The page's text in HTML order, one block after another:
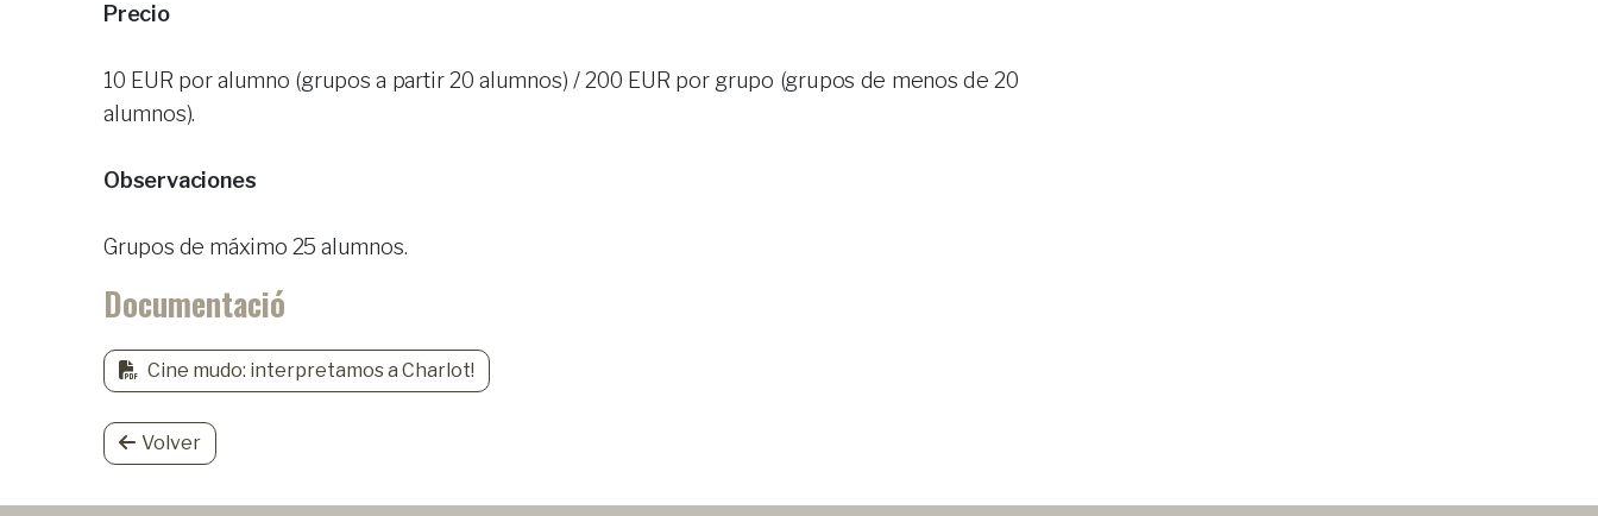
Precio
10 EUR por alumno (grupos a partir 20 alumnos) / 200 EUR por grupo (grupos de menos de 20
alumnos).
Observaciones
Grupos de máximo 25 alumnos.
Documentació
Cine mudo: interpretamos a Charlot!
Volver